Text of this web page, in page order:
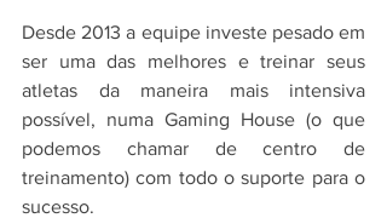
Desde 2013 a equipe investe pesado em
ser uma das melhores e treinar seus
atletas da maneira mais intensiva
possível, numa Gaming House (o que
podemos chamar de centro de
treinamento) com todo o suporte para o
sucesso.